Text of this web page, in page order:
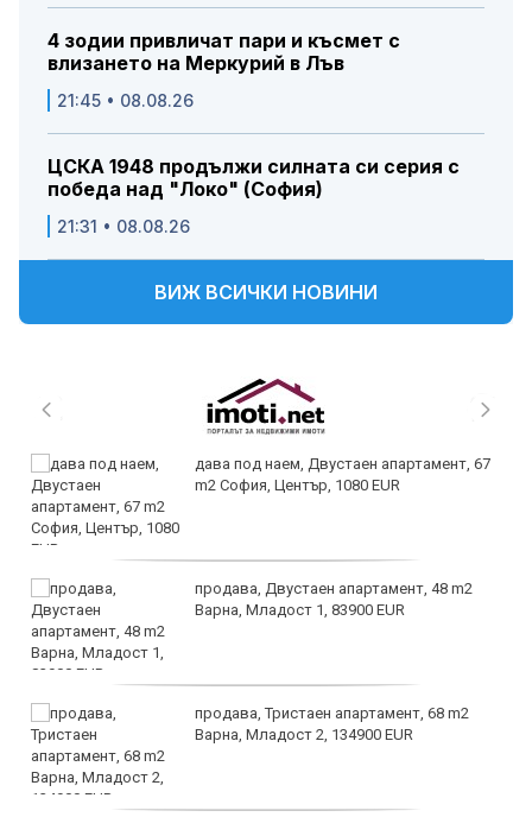
4 зодии привличат пари и късмет с
влизането на Меркурий в Лъв
21:45 • 08.08.26
ЦСКА 1948 продължи силната си серия с
победа над "Локо" (София)
21:31 • 08.08.26
ВИЖ ВСИЧКИ НОВИНИ
дава под наем, Двустаен апартамент, 67
m2 София, Център, 1080 EUR
продава, Двустаен апартамент, 48 m2
Варна, Младост 1, 83900 EUR
продава, Тристаен апартамент, 68 m2
Варна, Младост 2, 134900 EUR